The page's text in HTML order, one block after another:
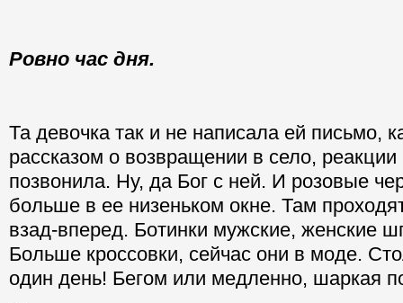
Ровно час дня.
Та девочка так и не написала ей письмо,
рассказом о возвращении в село,
позвонила. Ну, да Бог с ней. И розовые
больше в ее низеньком окне. Там
взад-вперед. Ботинки мужские, женские
Больше кроссовки, сейчас они в моде.
один день! Бегом или медленно, шаркая